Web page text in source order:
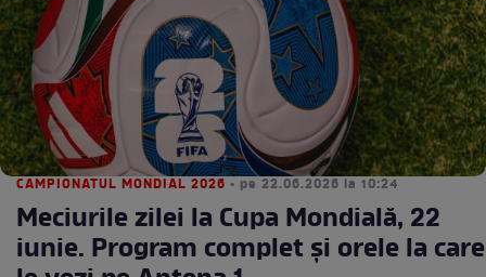
CAMPIONATUL MONDIAL 2026 • pe 22.06.2026 la 10:24
Meciurile zilei la Cupa Mondială, 22
iunie. Program complet și orele la care